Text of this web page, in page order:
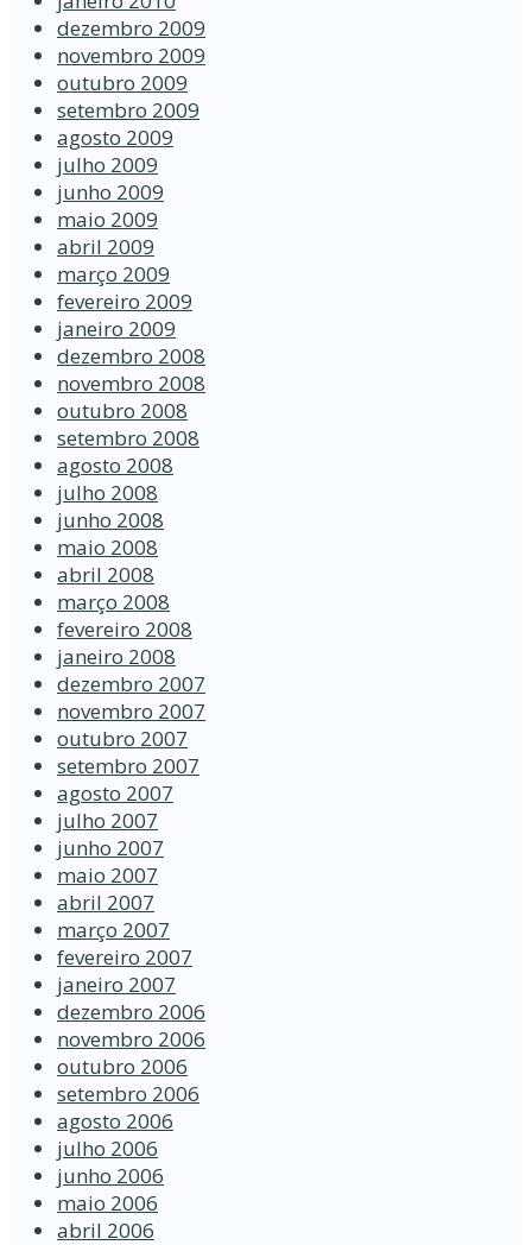
dezembro 2009
novembro 2009
outubro 2009
setembro 2009
agosto 2009
julho 2009
junho 2009
maio 2009
abril 2009
março 2009
fevereiro 2009
janeiro 2009
dezembro 2008
novembro 2008
outubro 2008
setembro 2008
agosto 2008
julho 2008
junho 2008
maio 2008
abril 2008
março 2008
fevereiro 2008
janeiro 2008
dezembro 2007
novembro 2007
outubro 2007
setembro 2007
agosto 2007
julho 2007
junho 2007
maio 2007
abril 2007
março 2007
fevereiro 2007
janeiro 2007
dezembro 2006
novembro 2006
outubro 2006
setembro 2006
agosto 2006
julho 2006
junho 2006
maio 2006
abril 2006